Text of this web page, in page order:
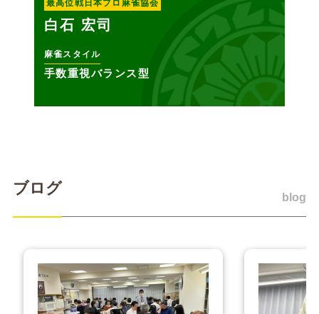
最高位戦日本プロ麻雀協会
白石 宏司
麻雀スタイル
手数重視バランス型
ブログ blog